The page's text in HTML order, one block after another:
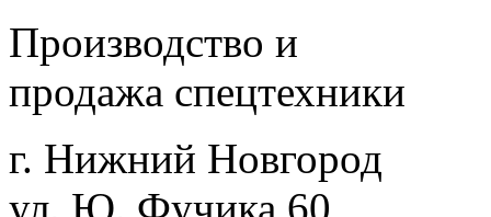
Производство и
продажа спецтехники
г. Нижний Новгород